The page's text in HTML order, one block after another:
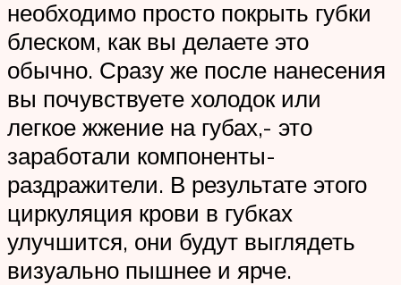
необходимо просто покрыть губки
блеском, как вы делаете это
обычно. Сразу же после нанесения
вы почувствуете холодок или
легкое жжение на губах,- это
заработали компоненты-
раздражители. В результате этого
циркуляция крови в губках
улучшится, они будут выглядеть
визуально пышнее и ярче.